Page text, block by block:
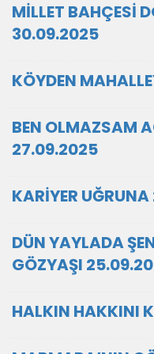
MİLLET BAHÇESİ
30.09.2025
KÖYDEN
BEN OLMAZSAM
27.09.2025
KARİYER
DÜN YAYLADA
GÖZYAŞI
HALKIN HAKKINI